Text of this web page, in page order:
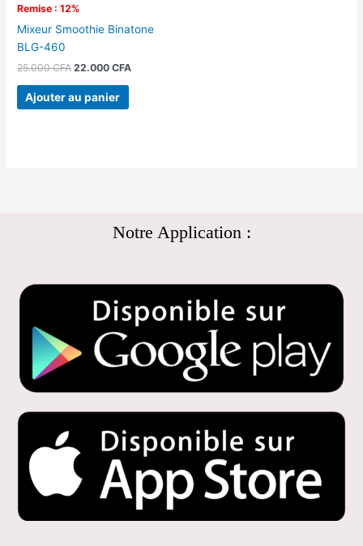
Remise : 12%
Mixeur Smoothie Binatone
BLG-460
25.000CFA 22.000CFA
Ajouter au panier
Notre Application :